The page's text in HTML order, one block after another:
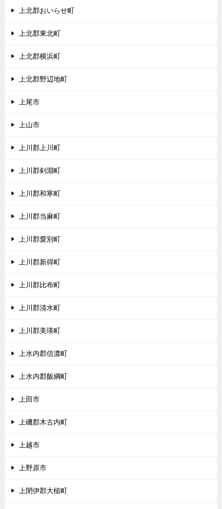
上北郡おいらせ町
上北郡東北町
上北郡横浜町
上北郡野辺地町
上尾市
上山市
上川郡上川町
上川郡剣淵町
上川郡和寒町
上川郡当麻町
上川郡愛別町
上川郡新得町
上川郡比布町
上川郡清水町
上川郡美瑛町
上水内郡信濃町
上水内郡飯綱町
上田市
上磯郡木古内町
上越市
上野原市
上閉伊郡大槌町